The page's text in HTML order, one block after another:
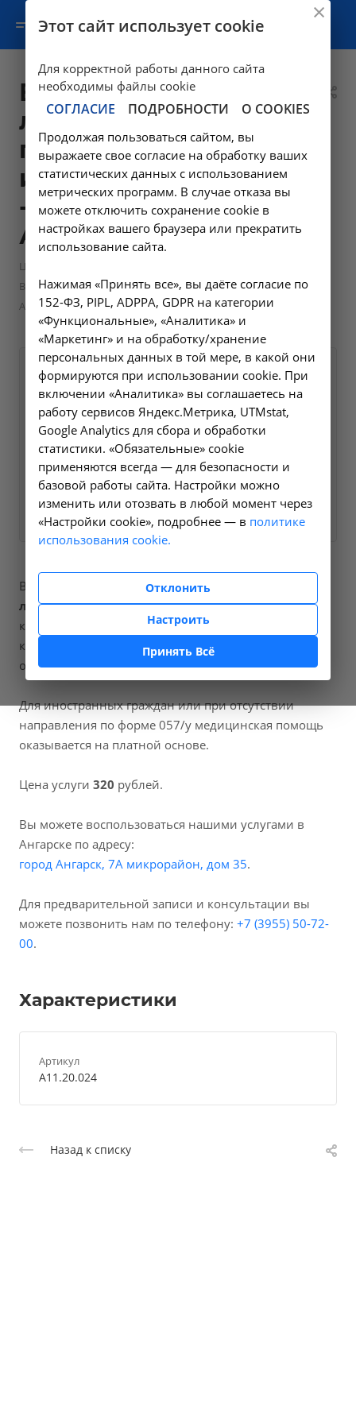
Введение
лекарственных
препаратов
интравагинально
- А11.20.024 в
Ангарске
Цены в Ангарске
Введение лекарственных препаратов интравагинально -
А11.20.024 в Ангарске
Оформите заявку на сайте,
мы свяжемся с вами в
ближайшее время и ответим
на все интересующие
вопросы.
320 ₽
Заказать услугу
В наших клиниках мы проводим
лекарственных препаратов интравагинально,
код услуги (НМУ)
А11.20.024. Для граждан России, у
которых есть направление, медицинская помощь
оказывается по полису ОМС бесплатно.
Для иностранных граждан или при отсутствии
направления по форме 057/у медицинская помощь
оказывается на платной основе.
Цена услуги 320 рублей.
Вы можете воспользоваться нашими услугами в
Ангарске по адресу:
город Ангарск, 7А микрорайон, дом 35.
Для предварительной записи и консультации вы
можете позвонить нам по телефону: +7 (3955) 50-72-
00.
Характеристики
Артикул
А11.20.024
Назад к списку
Этот сайт использует cookie
Для корректной работы данного сайта
необходимы файлы cookie
СОГЛАСИЕ ПОДРОБНОСТИ О COOKIES
Продолжая пользоваться сайтом, вы
выражаете свое согласие на обработку ваших
статистических данных с использованием
метрических программ. В случае отказа вы
можете отключить сохранение cookie в
настройках вашего браузера или прекратить
использование сайта.
Нажимая «Принять все», вы даёте согласие по
152-ФЗ, PIPL, ADPPA, GDPR на категории
«Функциональные», «Аналитика» и
«Маркетинг» и на обработку/хранение
персональных данных в той мере, в какой они
формируются при использовании cookie. При
включении «Аналитика» вы соглашаетесь на
работу сервисов Яндекс.Метрика, UTMstat,
Google Analytics для сбора и обработки
статистики. «Обязательные» cookie
применяются всегда — для безопасности и
базовой работы сайта. Настройки можно
изменить или отозвать в любой момент через
«Настройки cookie», подробнее — в политике
использования cookie.
Отклонить
Настроить
Принять Всё